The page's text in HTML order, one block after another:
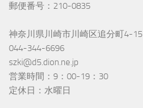
郵便番号：210-0835
神奈川県川崎市川崎区追分町4-15
044-344-6696
szki@d5.dion.ne.jp
営業時間：9：00-19：30
定休日：水曜日